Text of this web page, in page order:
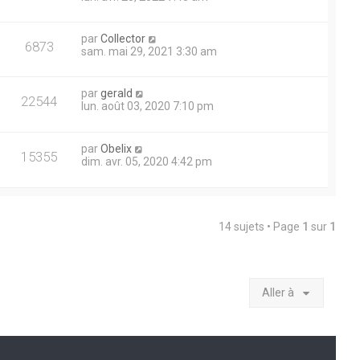
6873 parCollector
sam. mai 29, 2021 3:30 am
22544 pargerald
lun. août 03, 2020 7:10 pm
15355 parObelix
dim. avr. 05, 2020 4:42 pm
14 sujets • Page 1 sur 1
Aller à